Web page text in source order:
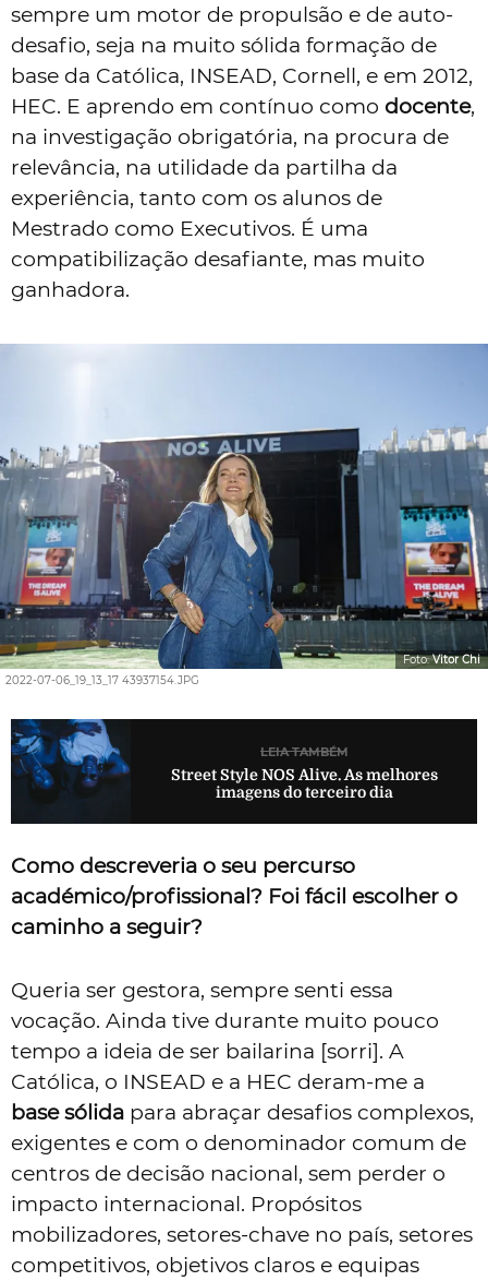
sempre um motor de propulsão e de auto-
desafio, seja na muito sólida formação de
base da Católica, INSEAD, Cornell, e em 2012,
HEC. E aprendo em contínuo como docente,
na investigação obrigatória, na procura de
relevância, na utilidade da partilha da
experiência, tanto com os alunos de
Mestrado como Executivos. É uma
compatibilização desafiante, mas muito
ganhadora.
2022-07-06_19_13_17 43937154.JPG
Foto:Vitor Chi
LEIA TAMBÉM
Street Style NOS Alive. As melhores
imagens do terceiro dia
Como descreveria o seu percurso
académico/profissional? Foi fácil escolher o
caminho a seguir?
Queria ser gestora, sempre senti essa
vocação. Ainda tive durante muito pouco
tempo a ideia de ser bailarina [sorri]. A
Católica, o INSEAD e a HEC deram-me a
base sólida para abraçar desafios complexos,
exigentes e com o denominador comum de
centros de decisão nacional, sem perder o
impacto internacional. Propósitos
mobilizadores, setores-chave no país, setores
competitivos, objetivos claros e equipas